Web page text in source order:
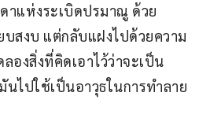
าแห่งระเบิดปรมาณู ด้วย
บสงบ แต่กลับแฝงไปด้วยความ
องสิ่งที่คิดเอาไว้ว่าจะเป็น
นไปใช้เป็นอาวุธในการทำลาย